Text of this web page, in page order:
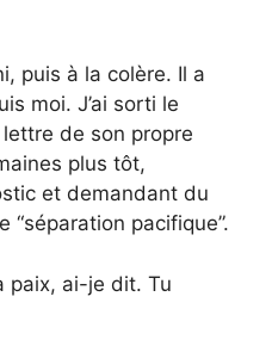
puis à la colère. Il a
moi. J’ai sorti le
de son propre
plus tôt,
et demandant du
“séparation pacifique”.
paix, ai-je dit. Tu